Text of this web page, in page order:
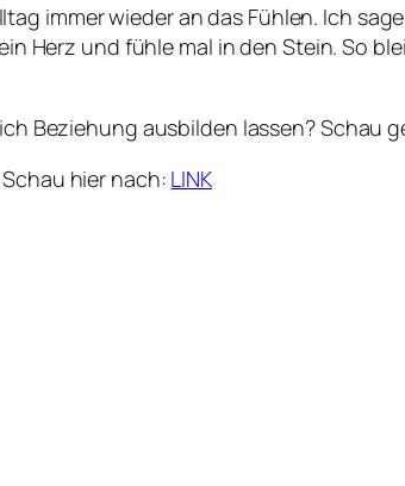
immer wieder an das Fühlen. Ich
Herz und fühle mal in den Stein. So
Beziehung ausbilden lassen? Schau
hier nach: LINK